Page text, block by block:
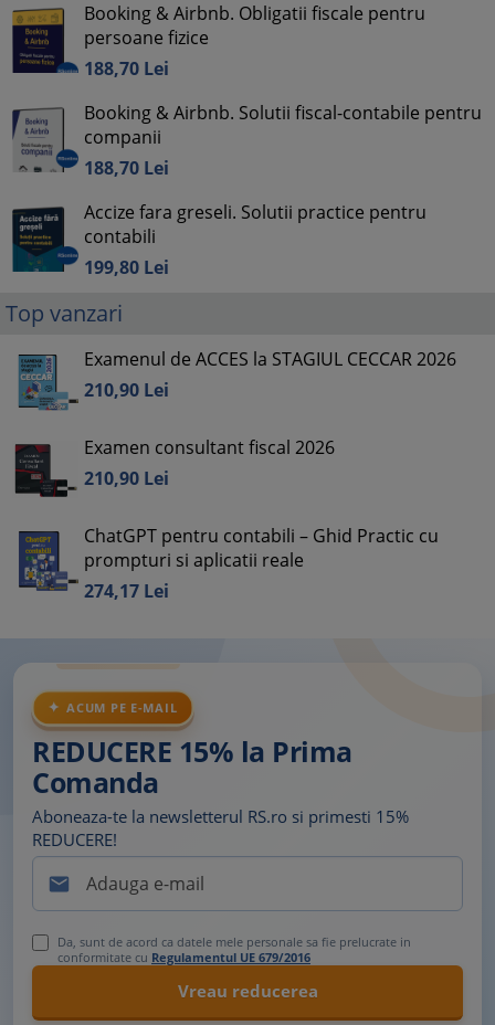
Booking & Airbnb. Obligatii fiscale pentru
persoane fizice
188,70 Lei
Booking & Airbnb. Solutii fiscal-contabile pentru
companii
188,70 Lei
Accize fara greseli. Solutii practice pentru
contabili
199,80 Lei
Top vanzari
Examenul de ACCES la STAGIUL CECCAR 2026
210,90 Lei
Examen consultant fiscal 2026
210,90 Lei
ChatGPT pentru contabili – Ghid Practic cu
prompturi si aplicatii reale
274,17 Lei
ACUM PE E-MAIL
REDUCERE 15% la Prima
Comanda
Aboneaza-te la newsletterul RS.ro si primesti 15%
REDUCERE!

Da, sunt de acord ca datele mele personale sa fie prelucrate in
conformitate cu Regulamentul UE 679/2016